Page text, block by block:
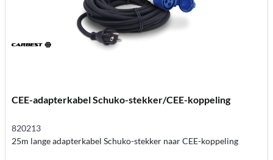
CEE-adapterkabel Schuko-stekker/CEE-koppeling
820213
25m lange adapterkabel Schuko-stekker naar CEE-koppeling